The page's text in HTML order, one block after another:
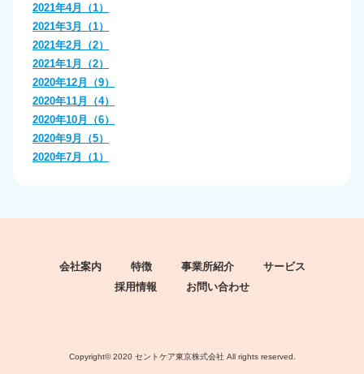
2021年4月（1）
2021年3月（1）
2021年2月（2）
2021年1月（2）
2020年12月（9）
2020年11月（4）
2020年10月（6）
2020年9月（5）
2020年7月（1）
会社案内 特徴 事業所紹介
サービス
採用情報
お問い合わせ
Copyright© 2020 セントケア東京株式会社 All rights reserved.